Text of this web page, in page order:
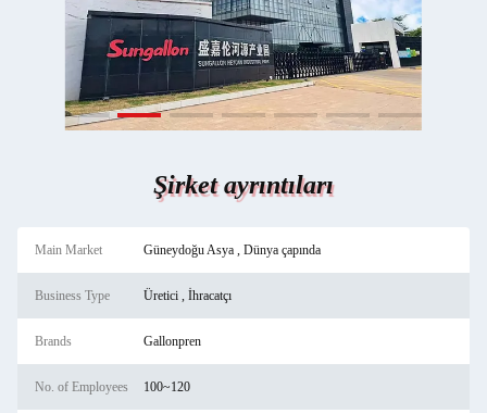
Şirket ayrıntıları
Main Market Güneydoğu Asya , Dünya çapında
Business Type Üretici , İhracatçı
Brands Gallonpren
No. of Employees 100~120